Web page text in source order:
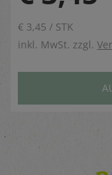
€ 3,45 / STK
inkl. MwSt. zzgl.